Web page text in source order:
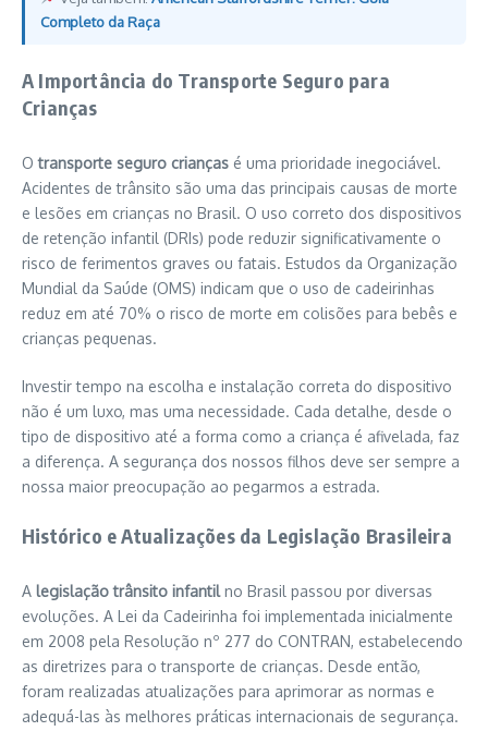
Completo da Raça
A Importância do Transporte Seguro para
Crianças
Otransporte seguro crianças é uma prioridade inegociável.
Acidentes de trânsito são uma das principais causas de morte
e lesões em crianças no Brasil. O uso correto dos dispositivos
de retenção infantil (DRIs) pode reduzir significativamente o
risco de ferimentos graves ou fatais. Estudos da Organização
Mundial da Saúde (OMS) indicam que o uso de cadeirinhas
reduz em até 70% o risco de morte em colisões para bebês e
crianças pequenas.
Investir tempo na escolha e instalação correta do dispositivo
não é um luxo, mas uma necessidade. Cada detalhe, desde o
tipo de dispositivo até a forma como a criança é afivelada, faz
a diferença. A segurança dos nossos filhos deve ser sempre a
nossa maior preocupação ao pegarmos a estrada.
Histórico e Atualizações da Legislação Brasileira
A legislação trânsito infantilno Brasil passou por diversas
evoluções. A Lei da Cadeirinha foi implementada inicialmente
em 2008 pela Resolução nº 277 do CONTRAN, estabelecendo
as diretrizes para o transporte de crianças. Desde então,
foram realizadas atualizações para aprimorar as normas e
adequá-las às melhores práticas internacionais de segurança.